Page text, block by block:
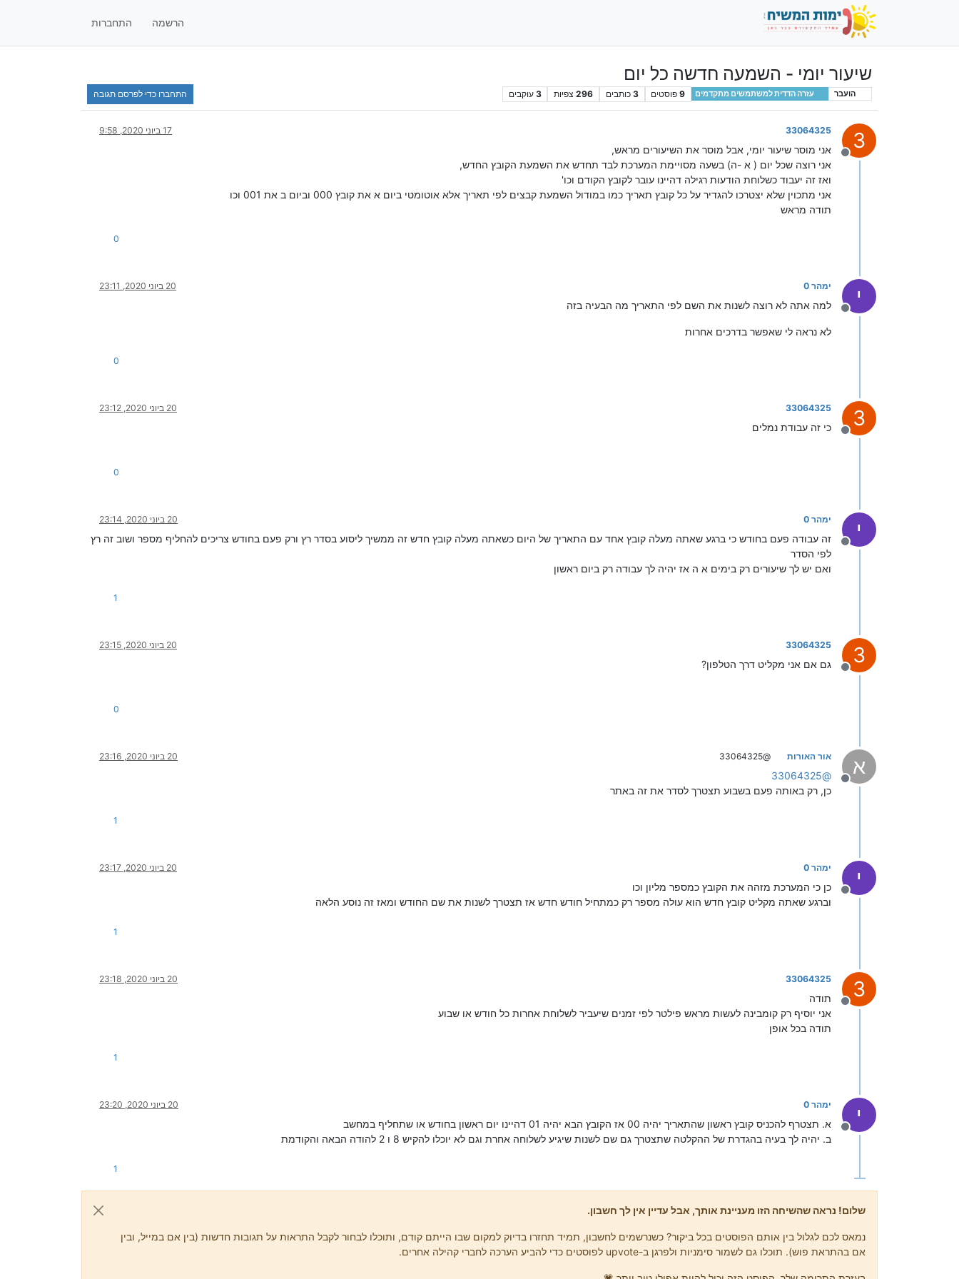
הרשמה התחברות
שיעור יומי - השמעה חדשה כל יום
הועבר עזרה הדדית למשתמשים מתקדמים 9 פוסטים 3 כותבים 296 צפיות 3 עוקבים התחברו כדי לפרסם תגובה
3
מנותק
33064325 17 ביוני 2020, 9:58
אני מוסר שיעור יומי, אבל מוסר את השיעורים מראש,
אני רוצה שכל יום ( א -ה) בשעה מסויימת המערכת לבד תחדש את השמעת הקובץ החדש,
ואז זה יעבוד כשלוחת הודעות רגילה דהיינו עובר לקובץ הקודם וכו'
אני מתכוין שלא יצטרכו להגדיר על כל קובץ תאריך כמו במודול השמעת קבצים לפי תאריך אלא אוטומטי ביום א את קובץ 000 וביום ב את 001 וכו
תודה מראש
0
י
מנותק
ימהר 0 20 ביוני 2020, 23:11
למה אתה לא רוצה לשנות את השם לפי התאריך מה הבעיה בזה
לא נראה לי שאפשר בדרכים אחרות
0
3
מנותק
33064325 20 ביוני 2020, 23:12
כי זה עבודת נמלים
0
י
מנותק
ימהר 0 20 ביוני 2020, 23:14
זה עבודה פעם בחודש כי ברגע שאתה מעלה קובץ אחד עם התאריך של היום כשאתה מעלה קובץ חדש זה ממשיך ליסוע בסדר רץ ורק פעם בחודש צריכים להחליף מספר ושוב זה רץ
לפי הסדר
ואם יש לך שיעורים רק בימים א ה אז יהיה לך עבודה רק ביום ראשון
1
3
מנותק
33064325 20 ביוני 2020, 23:15
גם אם אני מקליט דרך הטלפון?
0
א
מנותק
אור האורות @33064325 20 ביוני 2020, 23:16
@
33064325
כן, רק באותה פעם בשבוע תצטרך לסדר את זה באתר
1
י
מנותק
ימהר 0 20 ביוני 2020, 23:17
כן כי המערכת מזהה את הקובץ כמספר מליון וכו
וברגע שאתה מקליט קובץ חדש הוא עולה מספר רק כמתחיל חודש חדש אז תצטרך לשנות את שם החודש ומאז זה נוסע הלאה
1
3
מנותק
33064325 20 ביוני 2020, 23:18
תודה
אני יוסיף רק קומבינה לעשות מראש פילטר לפי זמנים שיעביר לשלוחת אחרות כל חודש או שבוע
תודה בכל אופן
1
י
מנותק
ימהר 0 20 ביוני 2020, 23:20
א. תצטרף להכניס קובץ ראשון שהתאריך יהיה 00 אז הקובץ הבא יהיה 01 דהיינו יום ראשון בחודש או שתחליף במחשב
ב. יהיה לך בעיה בהגדרת של ההקלטה שתצטרך גם שם לשנות שיגיע לשלוחה אחרת וגם לא יוכלו להקיש 8 ו 2 להודה הבאה והקודמת
1
שלום! נראה שהשיחה הזו מעניינת אותך, אבל עדיין אין לך חשבון.
נמאס לכם לגלול בין אותם הפוסטים בכל ביקור? כשנרשמים לחשבון, תמיד תחזרו בדיוק למקום שבו הייתם קודם, ותוכלו לבחור לקבל התראות על תגובות חדשות (בין אם במייל, ובין
אם בהתראת פוש). תוכלו גם לשמור סימניות ולפרגן ב-upvote לפוסטים כדי להביע הערכה לחברי קהילה אחרים.